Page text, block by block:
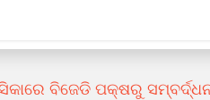
ବିଜେଡି ପକ୍ଷରୁ